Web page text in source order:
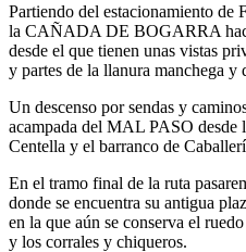
Partiendo del estacionamiento
la CAÑADA DE BOGARRA
desde el que tienen unas vistas
y partes de la llanura manchega y
Un descenso por sendas y
acampada del MAL PASO desde
Centella y el barranco de
En el tramo final de la ruta
donde se encuentra su antigua
en la que aún se conserva el
y los corrales y chiqueros.